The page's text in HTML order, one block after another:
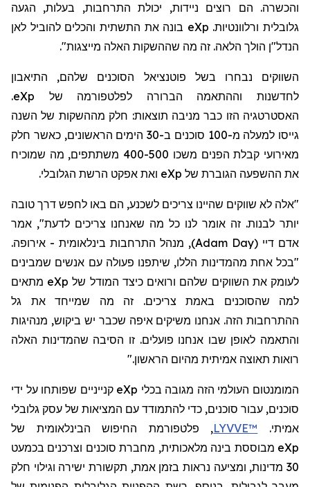
והכשרה. הם רוצים ניידות, יכולת התרחבות, בעלות, הגעה
גלובלית ורלוונטיות. eXp בונה את התשתית והכלים להוביל לאן
הנדל"ן הולך הלאה. זה מה שההשקות האלה מייצגות".
השווקים נבחרו בשל פוטנציאל הסוכנים שלהם, התיאבון
לחדשנות וההתאמה הברורה לפלטפורמה של eXp
.
האסטרטגיה הזו כבר מניבה תוצאות: חלק מההשקות של השנה
גייסו למעלה מ-100
סוכנים ב-30 הימים הראשונים, כאשר חלק
מאירועי קבלת הפנים משכו 400-500 משתתפים, מה שמוכיח
את ההשפעה הגוברת של eXp ואת אפקט הרשת הגלובלי.
"אלה לא שווקים שהיינו צריכים לשכנע, הם באו לחפש דרך טובה
יותר לבנות. זה אומר לנו כל מה שאנחנו צריכים לדעת", אמר
אדם דיי (
Adam Day
)
, מנהל התרחבות בינלאומית - אירופה.
"בכל אחת מהמדינות הללו, שיתפנו פעולה עם אנשים שמבינים
לעומק את השווקים שלהם ורואים כיצד המודל של eXp מתאים
למה שהסוכנים באמת צריכים. זה מה שמייחד את גל
ההתרחבות הזה. אנחנו משיקים איפה שכבר יש ביקוש, מנהיגות
והתאמה לאופן שבו אנחנו פועלים. זו הסיבה שהמדינות האלה
רואות תאוצה אמיתית מהיום הראשון."
המומנטום העולמי הזה מגובה בכלי eXp קנייניים שפותחו על ידי
סוכנים, עבור סוכנים, כדי להתמודד עם המציאות של עסק גלובלי
אמיתי. LYVVE™, פלטפורמת החיפוש הבינלאומית של
eXp מבוססת בינה מלאכותית, מחברת סוכנים וצרכנים בכמעט
30 מדינות, ומציעה נראות בזמן אמת, תקשורת ישירה וגילוי חלק